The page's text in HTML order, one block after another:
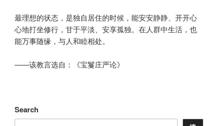
最理想的状态，是独自居住的时候，能安安静静、开开心
心地打坐修行，甘于平淡、安享孤独。在人群中生活，也
能万事随缘，与人和睦相处。
——该教言选自：《宝鬘庄严论》
Search